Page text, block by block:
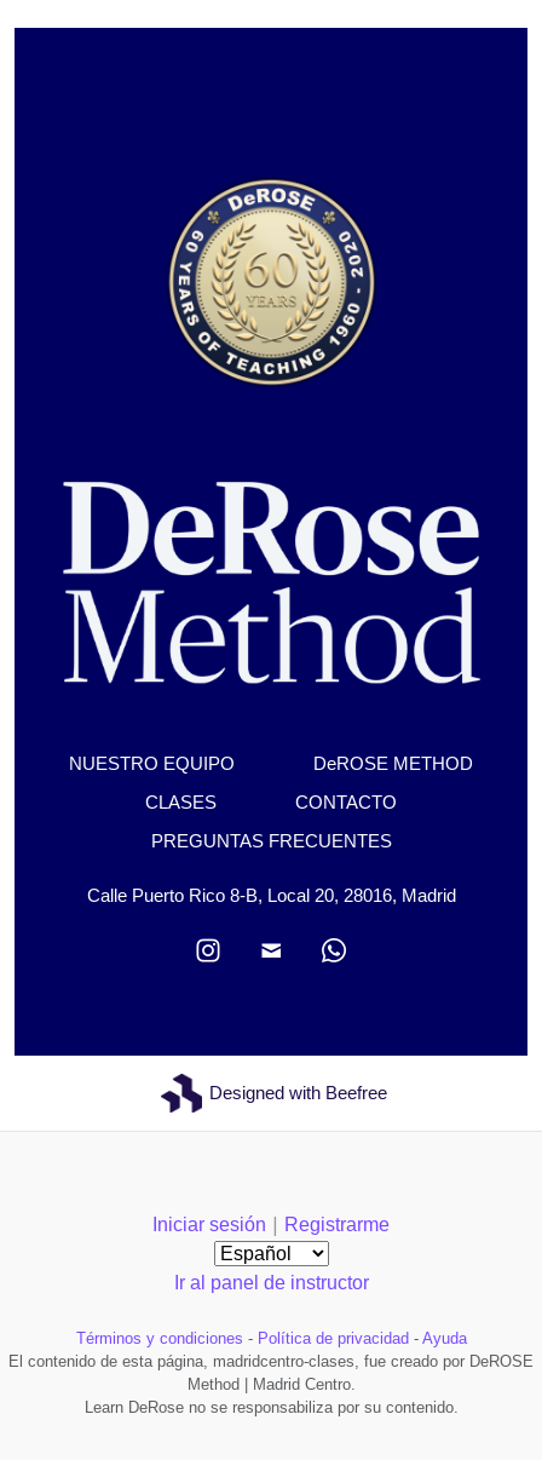
NUESTRO EQUIPO
DeROSE METHOD
CLASES
CONTACTO
PREGUNTAS FRECUENTES
Calle Puerto Rico 8-B, Local 20, 28016, Madrid
Designed with Beefree
Iniciar sesión | Registrarme
Ir al panel de instructor
Términos y condiciones - Política de privacidad - Ayuda
El contenido de esta página, madridcentro-clases, fue creado por DeROSE
Method | Madrid Centro.
Learn DeRose no se responsabiliza por su contenido.